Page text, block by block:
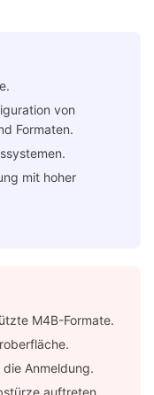
von
Formaten.
mit hoher
M4B-Formate.
Anmeldung.